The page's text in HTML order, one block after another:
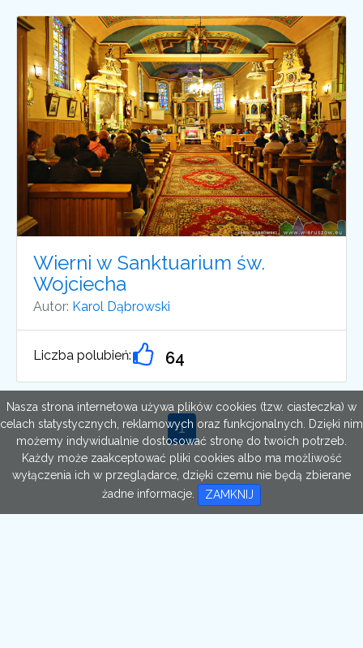
Wierni w Sanktuarium św.
Wojciecha
Autor: Karol Dąbrowski
Liczba polubień: 64
Nasza strona internetowa używa plików cookies (tzw. ciasteczka) w
celach statystycznych, reklamowych oraz funkcjonalnych. Dzięki nim
możemy indywidualnie dostosować stronę do twoich potrzeb.
Każdy może zaakceptować pliki cookies albo ma możliwość
wyłączenia ich w przeglądarce, dzięki czemu nie będą zbierane
żadne informacje.
ZAMKNIJ